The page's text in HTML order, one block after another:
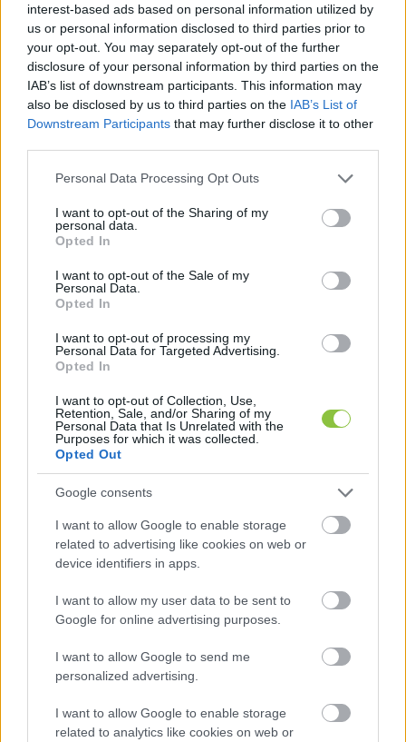
interest-based ads based on personal information utilized by
us or personal information disclosed to third parties prior to
your opt-out. You may separately opt-out of the further
disclosure of your personal information by third parties on the
IAB’s list of downstream participants. This information may
also be disclosed by us to third parties on the IAB’s List of
Downstream Participants that may further disclose it to other
Please note that this website/app uses one or more Google
not limited to your visit or usage behaviour. You may click to
grant or deny consent to Google and its third-party tags to
use your data for below specified purposes in below Google
consent section.
Personal Data Processing Opt Outs
I want to opt-out of the Sharing of my
personal data.
Opted In
I want to opt-out of the Sale of my
Personal Data.
Opted In
I want to opt-out of processing my
Personal Data for Targeted Advertising.
Opted In
I want to opt-out of Collection, Use,
Retention, Sale, and/or Sharing of my
Personal Data that Is Unrelated with the
Purposes for which it was collected.
Opted Out
Google consents
I want to allow Google to enable storage
related to advertising like cookies on web or
device identifiers in apps.
I want to allow my user data to be sent to
Google for online advertising purposes.
I want to allow Google to send me
personalized advertising.
I want to allow Google to enable storage
related to analytics like cookies on web or
legkésőbb április 2-ig regisztrálják magukat
a külképviseleti névjegyzékbe .
Ezután szavazhatnak országos pártlistára (vagy
nemzetiségi listás) és a magyarországi lakcímük
. Érdemes figyelni arra is, hogy hiába
külföldön, a regisztrációja nem érvényes
automatikusan az idei választáson, azt
mindenképp újra kell kérvényeznie.
A szavazást pedig nem feltétlenül a helyi
hotelt jelöltek ki a célra.
Választási Földrajz szakértői szerint
rekordszámú külképviseleti szavazó
egyértelműen a Tisza Pártnak kedvez. Ezekben a
szavazókörökben az elmúlt választásokon
mindig nagyon masszív ellenzéki többséget
láthattunk, vagyis „a nyugati diaszpóra